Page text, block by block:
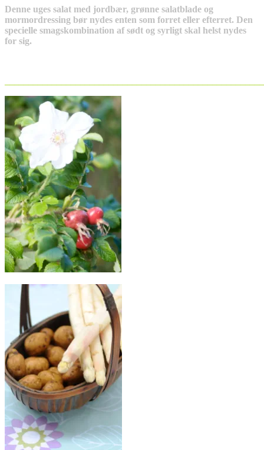
Denne uges salat med jordbær, grønne salatblade og
mormordressing bør nydes enten som forret eller efterret. Den
specielle smagskombination af sødt og syrligt skal helst nydes
for sig.